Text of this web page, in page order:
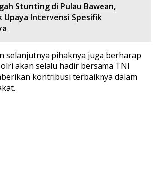
Stunting di Pulau Bawean,
Upaya Intervensi Spesifik
selanjutnya pihaknya juga berharap
akan selalu hadir bersama TNI
kontribusi terbaiknya dalam